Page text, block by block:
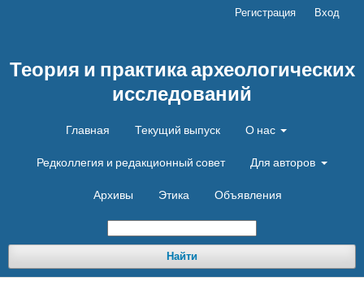
Теория и практика археологических
исследований
Главная Текущий выпуск О нас
Редколлегия и редакционный совет Для авторов
Архивы Этика Объявления
Найти
Регистрация Вход